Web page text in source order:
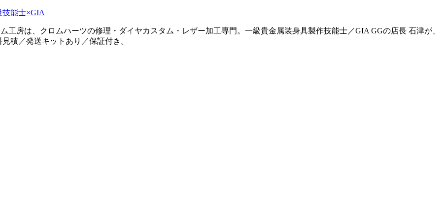
房は、クロムハーツの修理・ダイヤカスタム・レザー加工専門。一級貴金属装身具製作技能士／GIA GGの店長 石津が、
積／発送キットあり／保証付き。